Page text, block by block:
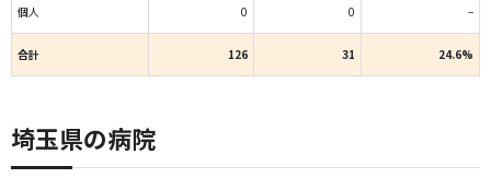
個人 0 0 –
合計 126 31 24.6%
埼玉県の病院